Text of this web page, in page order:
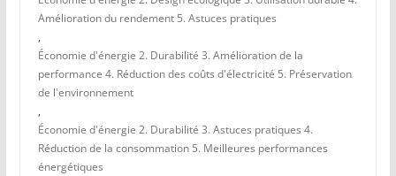
Amélioration du rendement 5. Astuces pratiques
,
Économie d'énergie 2. Durabilité 3. Amélioration de la
performance 4. Réduction des coûts d'électricité 5. Préservation
de l'environnement
,
Économie d'énergie 2. Durabilité 3. Astuces pratiques 4.
Réduction de la consommation 5. Meilleures performances
énergétiques